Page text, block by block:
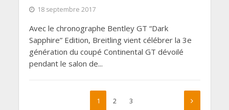
18 septembre 2017
Avec le chronographe Bentley GT “Dark
Sapphire” Edition, Breitling vient célébrer la 3e
génération du coupé Continental GT dévoilé
pendant le salon de...
1 2 3